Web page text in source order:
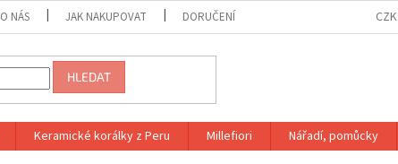
O NÁS JAK NAKUPOVAT DORUČENÍ OBCHODNÍ PODMÍNKYCZK
HLEDAT
Keramické korálky z Peru Millefiori Nářadí, pomůcky